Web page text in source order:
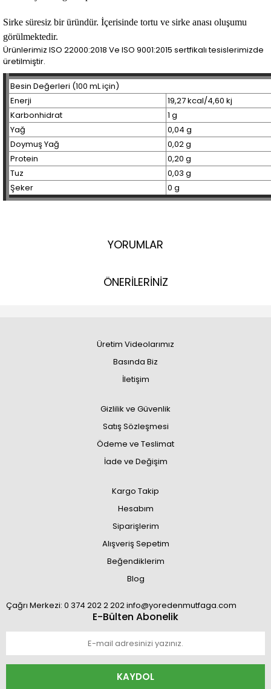
Sirke süresiz bir üründür. İçerisinde tortu ve sirke anası oluşumu
görülmektedir.
Ürünlerimiz ISO 22000:2018 Ve ISO 9001:2015 sertfikalı tesislerimizde
üretilmiştir.
Besin Değerleri (100 mL için)
Enerji
19,27 kcal/4,60 kj
Karbonhidrat
1 g
Yağ
0,04 g
Doymuş Yağ
0,02 g
Protein
0,20 g
Tuz
0,03 g
Şeker
0 g
YORUMLAR
ÖNERİLERİNİZ
Üretim Videolarımız
Basında Biz
İletişim
Gizlilik ve Güvenlik
Satış Sözleşmesi
Ödeme ve Teslimat
İade ve Değişim
Kargo Takip
Hesabım
Siparişlerim
Alışveriş Sepetim
Beğendiklerim
Blog
Çağrı Merkezi: 0 374 202 2 202 info@yoredenmutfaga.com
E-Bülten Abonelik
KAYDOL